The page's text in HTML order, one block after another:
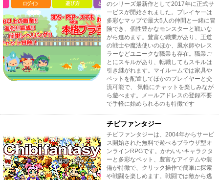
のシリーズ最新作として2017年に正式サ
ービスが開始されました。プレイヤーは
多彩なマップで最大5人の仲間と一緒に冒
険でき、個性豊かなモンスターと戦いな
がら進めます。豊富な職業があり、王道
の戦士や魔法使いのほか、風水師やレス
ラーなどユニークな職業も存在。職業ご
とにスキルがあり、転職してもスキルは
引き継がれます。マイルームでは家具や
ペットを配置してほかのプレイヤーと交
流可能で、 気軽にチャットを楽しみなが
ら遊べます。メールアドレスの登録不要
で手軽に始められるのも特徴です
チビファンタジー
チビファンタジーは、2004年からサービ
ス開始された無料で遊べるブラウザ型オ
ンラインRPGです。かわいいキャラクタ
ーと多彩なペット、豊富なアイテムや装
備が特徴で、クリック操作で簡単に探索
や戦闘を楽しめます。戦闘では敵から逃